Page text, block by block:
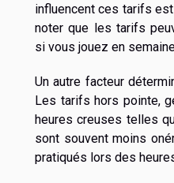
influencent ces tarifs
noter que les tarifs
si vous jouez en
Un autre facteur
Les tarifs hors pointe,
heures creuses telles
sont souvent moins
pratiqués lors des